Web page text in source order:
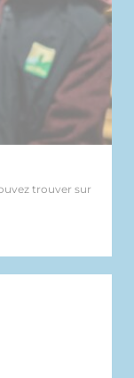
trouver sur